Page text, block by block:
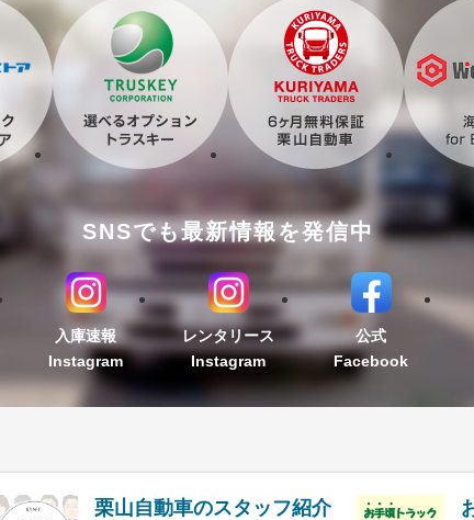
SNSでも最新情報を発信中
入庫速報
Instagram
レンタリース
Instagram
公式
Facebook
栗山自動車のスタッフ紹介